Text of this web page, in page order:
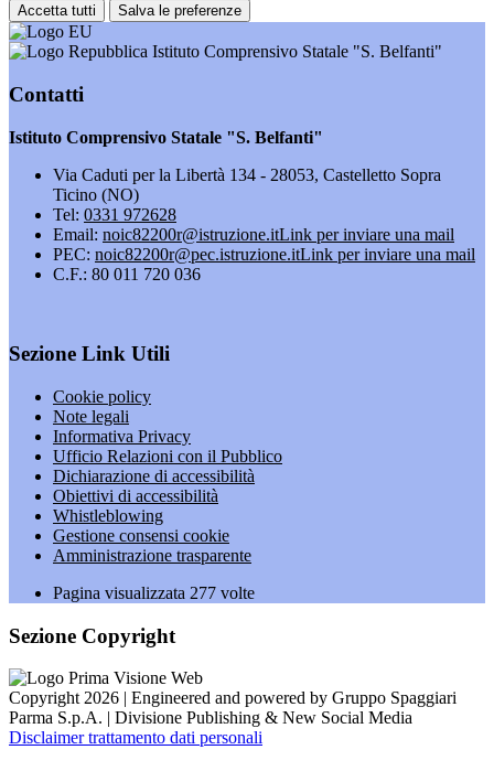
Accetta tutti Salva le preferenze
Istituto Comprensivo Statale "S. Belfanti"
Contatti
Istituto Comprensivo Statale "S. Belfanti"
Via Caduti per la Libertà 134 - 28053, Castelletto Sopra
Ticino (NO)
Tel: 0331 972628
Email: noic82200r@istruzione.itLink per inviare una mail
PEC: noic82200r@pec.istruzione.itLink per inviare una mail
C.F.: 80 011 720 036
Sezione Link Utili
Cookie policy
Note legali
Informativa Privacy
Ufficio Relazioni con il Pubblico
Dichiarazione di accessibilità
Obiettivi di accessibilità
Whistleblowing
Gestione consensi cookie
Amministrazione trasparente
Pagina visualizzata 277 volte
Sezione Copyright
Copyright 2026 | Engineered and powered by Gruppo Spaggiari
Parma S.p.A. | Divisione Publishing & New Social Media
Disclaimer trattamento dati personali